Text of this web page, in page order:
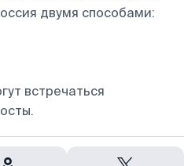
двумя способами:
встречаться